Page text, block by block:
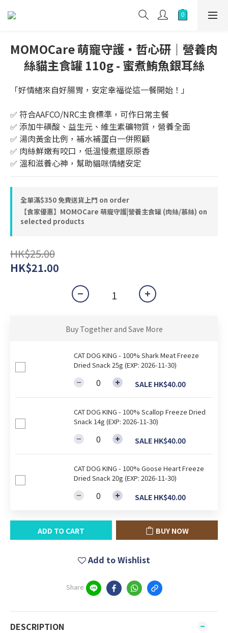
MOMOCare 萌寵守護・哲心研｜營養肉
絲貓主食罐 110g - 蜜煮鮪魚銀耳絲
「好情緒來自好腸胃，安定幸福從這一餐開始！」
✅️ 符合AAFCO/NRC主食標準，可作日常主餐
✅️ 添加牛磺酸、益生元、維生素礦物質，營養全面
✅️ 湯肉黃金比例，補水補蛋白一併照顧
✅️ 肉絲鮮嫩有咬口，低溫慢煮還原原香
✅️ 溫和滋養心神，幫助貓咪情緒安定
全單滿$350 免費送貨上門 on order
【食家優惠】MOMOCare 萌寵守護|營養主食罐 (肉絲/慕絲) on
selected products
HK$25.00
HK$21.00
Buy Together and Save More
CAT DOG KING - 100% Shark Meat Freeze
Dried Snack 25g (EXP: 2026-11-30)
SALE HK$40.00
CAT DOG KING - 100% Scallop Freeze Dried
Snack 14g (EXP: 2026-11-30)
SALE HK$40.00
CAT DOG KING - 100% Goose Heart Freeze
Dried Snack 20g (EXP: 2026-11-30)
SALE HK$40.00
ADD TO CART BUY NOW
Add to Wishlist
Share
DESCRIPTION